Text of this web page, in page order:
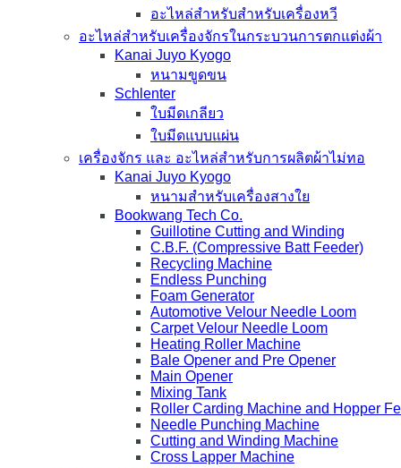
อะไหล่สำหรับสำหรับเครื่องหวี
อะไหล่สำหรับเครื่องจักรในกระบวนการตกแต่งผ้า
Kanai Juyo Kyogo
หนามขูดขน
Schlenter
ใบมีดเกลียว
ใบมีดแบบแผ่น
เครื่องจักร และ อะไหล่สำหรับการผลิตผ้าไม่ทอ
Kanai Juyo Kyogo
หนามสำหรับเครื่องสางใย
Bookwang Tech Co.
Guillotine Cutting and Winding
C.B.F. (Compressive Batt Feeder)
Recycling Machine
Endless Punching
Foam Generator
Automotive Velour Needle Loom
Carpet Velour Needle Loom
Heating Roller Machine
Bale Opener and Pre Opener
Main Opener
Mixing Tank
Roller Carding Machine and Hopper
Needle Punching Machine
Cutting and Winding Machine
Cross Lapper Machine